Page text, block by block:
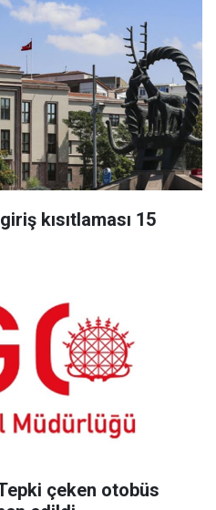
kısıtlaması 15
çeken otobüs